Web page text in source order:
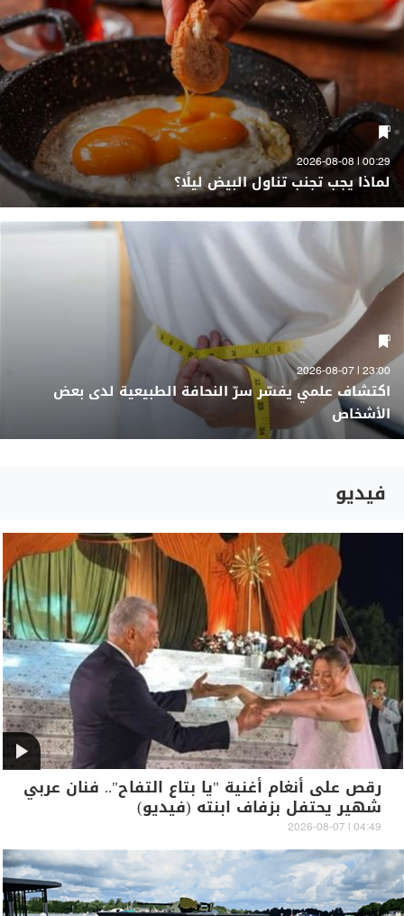
00:29 | 2026-08-08
لماذا يجب تجنب تناول البيض ليلًا؟
23:00 | 2026-08-07
اكتشاف علمي يفسّر سرّ النحافة الطبيعية لدى بعض
الأشخاص
فيديو
رقص على أنغام أغنية "يا بتاع التفاح".. فنان عربي
شهير يحتفل بزفاف ابنته (فيديو)
04:49 | 2026-08-07